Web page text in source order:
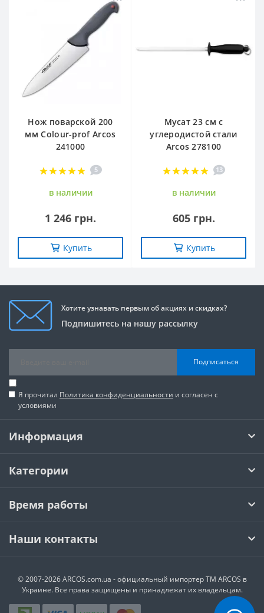
Нож поварской 200
мм Сolour-prof Arcos
241000
5
в наличии
1 246 грн.
Купить
Мусат 23 см с
углеродистой стали
Arcos 278100
13
в наличии
605 грн.
Купить
Хотите узнавать первым об акциях и скидках?
Подпишитесь на нашу рассылку
Подписаться
Я прочитал Политика конфиденциальности и согласен с
условиями
Информация
Категории
Время работы
Наши контакты
© 2007-2026 ARCOS.com.ua - официальный импортер ТМ ARCOS в
Украине. Все права защищены и принадлежат их владельцам.